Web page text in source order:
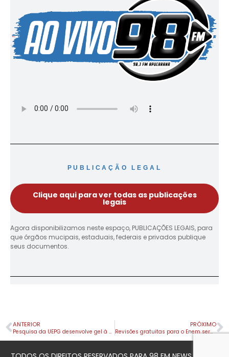
PUBLICAÇÃO LEGAL
Clique aqui para ver todas as publicações
legais
Agora disponibilizamos neste espaço, PUBLICAÇÕES LEGAIS, para
que órgãos mucipais, estaduais, federais e privados publique
seus documentos.
ANTERIOR
Pesquisa da UEPG desenvolve gel à base de tilápia que trata feridas em animais
PRÓXIMO
Revisões gratuitas para o Enem serão realizadas no Cine Teatro Fênix